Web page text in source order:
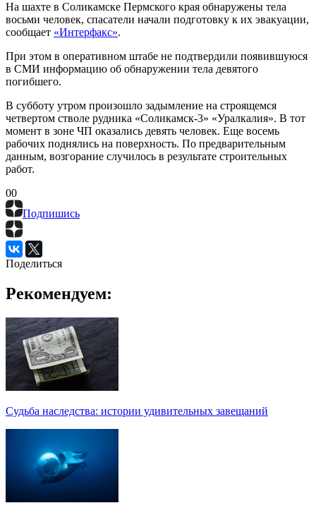
На шахте в Соликамске Пермского края обнаружены тела
восьми человек, спасатели начали подготовку к их эвакуации,
сообщает «Интерфакс».
При этом в оперативном штабе не подтвердили появившуюся
в СМИ информацию об обнаружении тела девятого
погибшего.
В субботу утром произошло задымление на строящемся
четвертом стволе рудника «Соликамск-3» «Уралкалия». В тот
момент в зоне ЧП оказались девять человек. Еще восемь
рабочих поднялись на поверхность. По предварительным
данным, возгорание случилось в результате строительных
работ.
00
Подпишись
Поделиться
Рекомендуем:
Судьба наследства: истории удивительных завещаний